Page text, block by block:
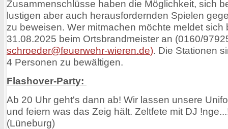
Zusammenschlüsse haben die Möglichkeit, sich
lustigen aber auch herausfordernden Spielen
zu beweisen. Wer mitmachen möchte meldet sich
31.08.2025 beim Ortsbrandmeister an (0160/
schroeder@feuerwehr-wieren.de). Die Stationen
4 Personen zu bewältigen.
Flashover-Party:
Ab 20 Uhr geht's dann ab! Wir lassen unsere
und feiern was das Zeig hält. Zeltfete mit DJ
(Lüneburg)